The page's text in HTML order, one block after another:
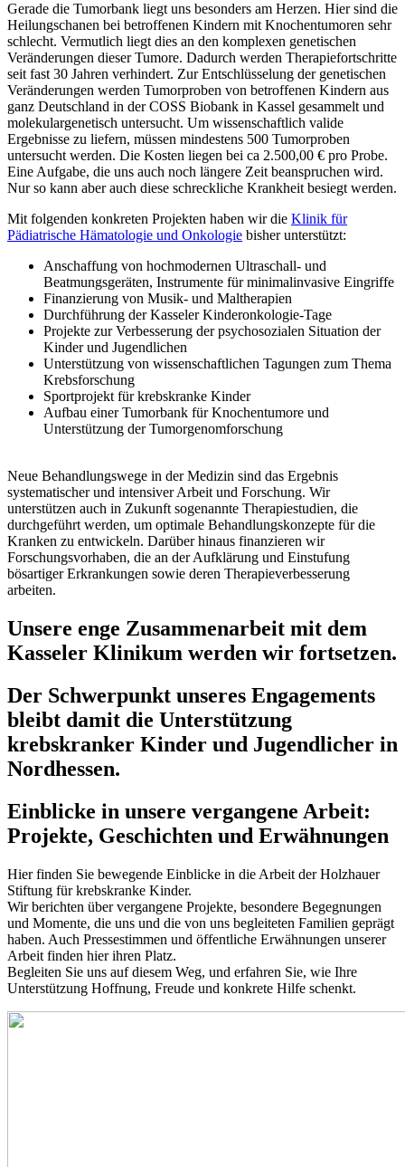
Gerade die Tumorbank liegt uns besonders am Herzen. Hier sind die
Heilungschanen bei betroffenen Kindern mit Knochentumoren sehr
schlecht. Vermutlich liegt dies an den komplexen genetischen
Veränderungen dieser Tumore. Dadurch werden Therapiefortschritte
seit fast 30 Jahren verhindert. Zur Entschlüsselung der genetischen
Veränderungen werden Tumorproben von betroffenen Kindern aus
ganz Deutschland in der COSS Biobank in Kassel gesammelt und
molekulargenetisch untersucht. Um wissenschaftlich valide
Ergebnisse zu liefern, müssen mindestens 500 Tumorproben
untersucht werden. Die Kosten liegen bei ca 2.500,00 € pro Probe.
Eine Aufgabe, die uns auch noch längere Zeit beanspruchen wird.
Nur so kann aber auch diese schreckliche Krankheit besiegt werden.
Mit folgenden konkreten Projekten haben wir die Klinik für
Pädiatrische Hämatologie und Onkologie bisher unterstützt:
Anschaffung von hochmodernen Ultraschall- und
Beatmungsgeräten, Instrumente für minimalinvasive Eingriffe
Finanzierung von Musik- und Maltherapien
Durchführung der Kasseler Kinderonkologie-Tage
Projekte zur Verbesserung der psychosozialen Situation der
Kinder und Jugendlichen
Unterstützung von wissenschaftlichen Tagungen zum Thema
Krebsforschung
Sportprojekt für krebskranke Kinder
Aufbau einer Tumorbank für Knochentumore und
Unterstützung der Tumorgenomforschung
Neue Behandlungswege in der Medizin sind das Ergebnis
systematischer und intensiver Arbeit und Forschung. Wir
unterstützen auch in Zukunft sogenannte Therapiestudien, die
durchgeführt werden, um optimale Behandlungskonzepte für die
Kranken zu entwickeln. Darüber hinaus finanzieren wir
Forschungsvorhaben, die an der Aufklärung und Einstufung
bösartiger Erkrankungen sowie deren Therapieverbesserung
arbeiten.
Unsere enge Zusammenarbeit mit dem
Kasseler Klinikum werden wir fortsetzen.
Der Schwerpunkt unseres Engagements
bleibt damit die Unterstützung
krebskranker Kinder und Jugendlicher in
Nordhessen.
Einblicke in unsere vergangene Arbeit:
Projekte, Geschichten und Erwähnungen
Hier finden Sie bewegende Einblicke in die Arbeit der Holzhauer
Stiftung für krebskranke Kinder.
Wir berichten über vergangene Projekte, besondere Begegnungen
und Momente, die uns und die von uns begleiteten Familien geprägt
haben. Auch Pressestimmen und öffentliche Erwähnungen unserer
Arbeit finden hier ihren Platz.
Begleiten Sie uns auf diesem Weg, und erfahren Sie, wie Ihre
Unterstützung Hoffnung, Freude und konkrete Hilfe schenkt.